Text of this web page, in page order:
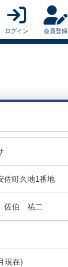
ログイン 会員登録
佐町久地1番地
佐伯 祐二
現在)